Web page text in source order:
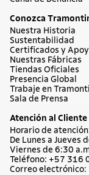
Conozca
Nuestra Historia
Sustentabilidad
Certificados y
Nuestras Fábricas
Tiendas Oficiales
Presencia Global
Trabaje en
Sala de Prensa
Atención al Cliente
Horario de
De Lunes a
Viernes de 6:30
Teléfono: +57 316
Correo electrónico: